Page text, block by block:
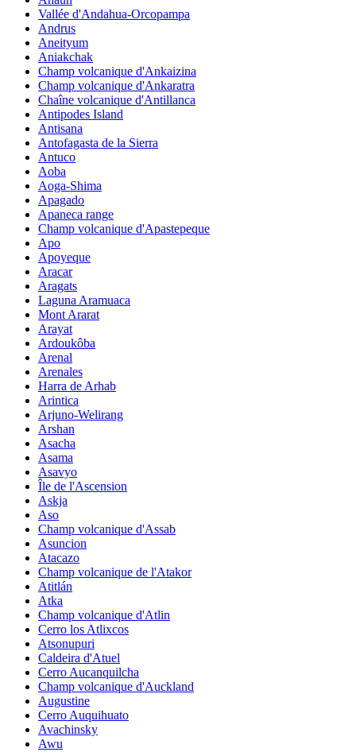
Vallée d'Andahua-Orcopampa
Andrus
Aneityum
Aniakchak
Champ volcanique d'Ankaizina
Champ volcanique d'Ankaratra
Chaîne volcanique d'Antillanca
Antipodes Island
Antisana
Antofagasta de la Sierra
Antuco
Aoba
Aoga-Shima
Apagado
Apaneca range
Champ volcanique d'Apastepeque
Apo
Apoyeque
Aracar
Aragats
Laguna Aramuaca
Mont Ararat
Arayat
Ardoukôba
Arenal
Arenales
Harra de Arhab
Arintica
Arjuno-Welirang
Arshan
Asacha
Asama
Asavyo
Île de l'Ascension
Askja
Aso
Champ volcanique d'Assab
Asuncion
Atacazo
Champ volcanique de l'Atakor
Atitlán
Atka
Champ volcanique d'Atlin
Cerro los Atlixcos
Atsonupuri
Caldeira d'Atuel
Cerro Aucanquilcha
Champ volcanique d'Auckland
Augustine
Cerro Auquihuato
Avachinsky
Awu